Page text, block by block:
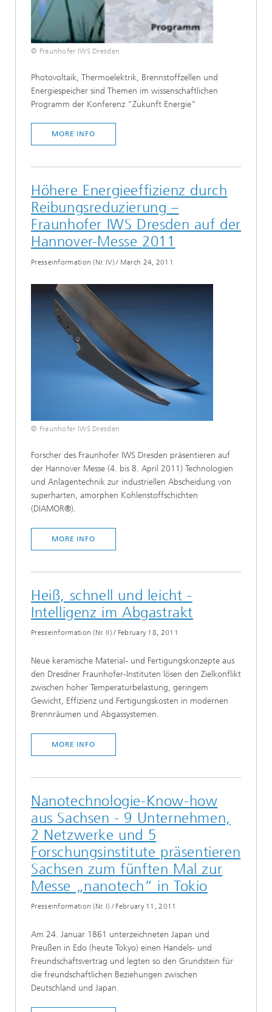
© Fraunhofer IWS Dresden
Photovoltaik, Thermoelektrik, Brennstoffzellen und
Energiespeicher sind Themen im wissenschaftlichen
Programm der Konferenz "Zukunft Energie"
MORE INFO
Höhere Energieeffizienz durch
Reibungsreduzierung –
Fraunhofer IWS Dresden auf der
Hannover-Messe 2011
Presseinformation (Nr. IV)/ March 24, 2011
© Fraunhofer IWS Dresden
Forscher des Fraunhofer IWS Dresden präsentieren auf
der Hannover Messe (4. bis 8. April 2011) Technologien
und Anlagentechnik zur industriellen Abscheidung von
superharten, amorphen Kohlenstoffschichten
(DIAMOR®).
MORE INFO
Heiß, schnell und leicht -
Intelligenz im Abgastrakt
Presseinformation (Nr. II)/ February 18, 2011
Neue keramische Material- und Fertigungskonzepte aus
den Dresdner Fraunhofer-Instituten lösen den Zielkonflikt
zwischen hoher Temperaturbelastung, geringem
Gewicht, Effizienz und Fertigungskosten in modernen
Brennräumen und Abgassystemen.
MORE INFO
Nanotechnologie-Know-how
aus Sachsen - 9 Unternehmen,
2 Netzwerke und 5
Forschungsinstitute präsentieren
Sachsen zum fünften Mal zur
Messe „nanotech“ in Tokio
Presseinformation (Nr. I) / February 11, 2011
Am 24. Januar 1861 unterzeichneten Japan und
Preußen in Edo (heute Tokyo) einen Handels- und
Freundschaftsvertrag und legten so den Grundstein für
die freundschaftlichen Beziehungen zwischen
Deutschland und Japan.